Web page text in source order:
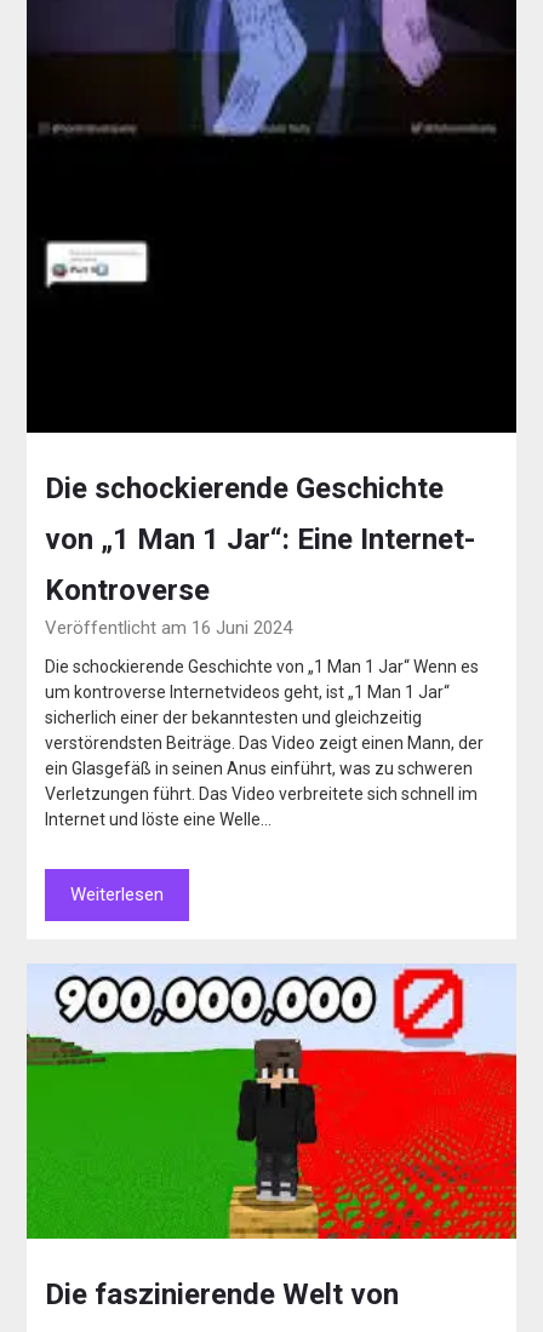
Die schockierende Geschichte
von „1 Man 1 Jar“: Eine Internet-
Kontroverse
Veröffentlicht am 16 Juni 2024
Die schockierende Geschichte von „1 Man 1 Jar“ Wenn es
um kontroverse Internetvideos geht, ist „1 Man 1 Jar“
sicherlich einer der bekanntesten und gleichzeitig
verstörendsten Beiträge. Das Video zeigt einen Mann, der
ein Glasgefäß in seinen Anus einführt, was zu schweren
Verletzungen führt. Das Video verbreitete sich schnell im
Internet und löste eine Welle…
Weiterlesen
Die faszinierende Welt von